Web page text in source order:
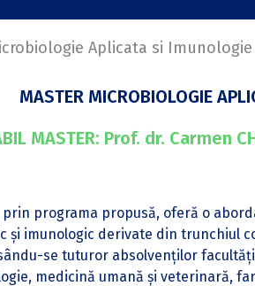
Aplicata si Imunologie
MASTER MICROBIOLOGIE
MASTER: Prof. dr. Carmen
prin programa propusă, oferă o
şi imunologic derivate din trunchiul
se tuturor absolvenţilor
medicină umană şi veterinară,